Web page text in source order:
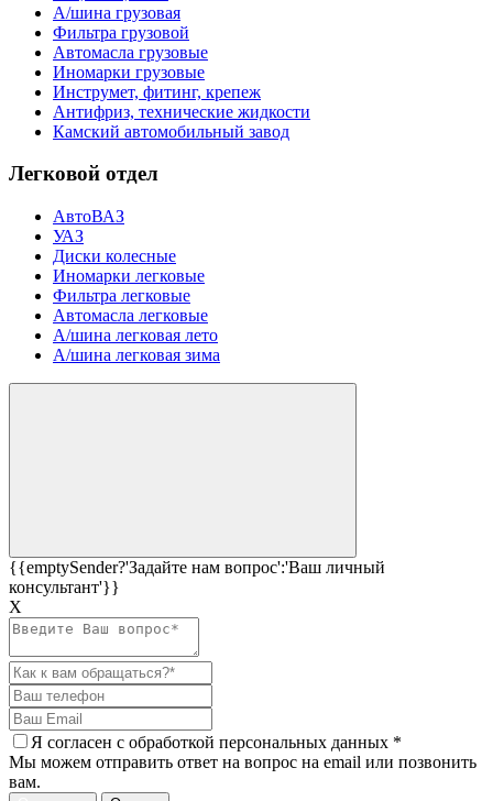
А/шина грузовая
Фильтра грузовой
Автомасла грузовые
Иномарки грузовые
Инструмет, фитинг, крепеж
Антифриз, технические жидкости
Камский автомобильный завод
Легковой отдел
АвтоВАЗ
УАЗ
Диски колесные
Иномарки легковые
Фильтра легковые
Автомасла легковые
А/шина легковая лето
А/шина легковая зима
{{emptySender?'Задайте нам вопрос':'Ваш личный
консультант'}}
Х
Я согласен c обработкой персональных данных *
Мы можем отправить ответ на вопрос на email или позвонить
вам.